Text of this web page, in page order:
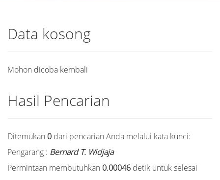
Data kosong
Mohon dicoba kembali
Hasil Pencarian
Ditemukan 0 dari pencarian Anda melalui kata kunci:
Pengarang : Bernard T. Widjaja
Permintaan membutuhkan 0.00046 detik untuk selesai